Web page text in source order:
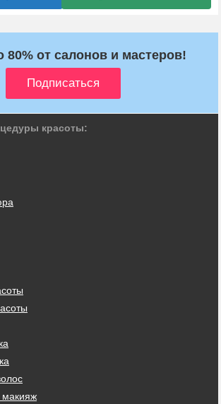
80% от салонов и мастеров!
красоты: